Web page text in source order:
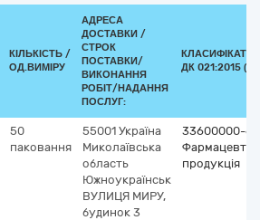
КІЛЬКІСТЬ /
ОД.ВИМІРУ
АДРЕСА
ДОСТАВКИ /
СТРОК
ПОСТАВКИ/
ВИКОНАННЯ
РОБІТ/НАДАННЯ
ПОСЛУГ:
КЛАСИФІКАТОР
ДК 021:2015
50
паковання
55001 Україна
Миколаївська
область
Южноукраїнськ
ВУЛИЦЯ МИРУ,
будинок 3
33600000-6
продукція